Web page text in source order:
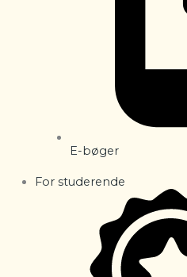
E-bøger
For studerende